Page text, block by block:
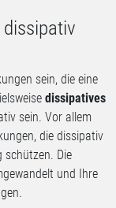
dissipativ
sein, die eine
dissipatives
sein. Vor allem
die dissipativ
schützen. Die
und Ihre